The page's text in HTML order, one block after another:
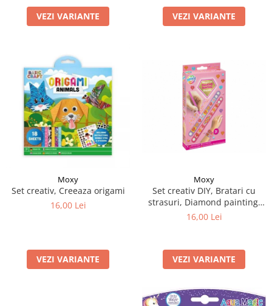
VEZI VARIANTE VEZI VARIANTE
Moxy
Set creativ, Creeaza origami
16,00 Lei
VEZI VARIANTE
Moxy
Set creativ DIY, Bratari cu
strasuri, Diamond painting,
roz
16,00 Lei
VEZI VARIANTE